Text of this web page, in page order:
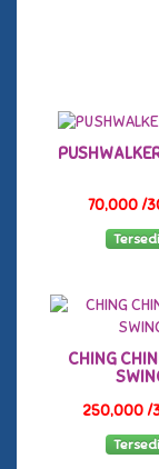
70,000 /
CHING
250,000 /